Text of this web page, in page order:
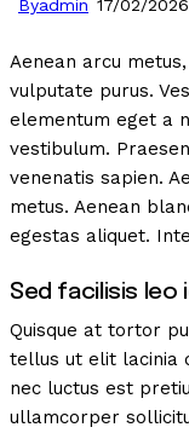
Byadmin 17/02/2026
Aenean arcu
vulputate purus.
elementum eget a
vestibulum.
venenatis sapien.
metus. Aenean
egestas aliquet.
Sed facilisis leo
Quisque at tortor
tellus ut elit lacinia
nec luctus est
ullamcorper